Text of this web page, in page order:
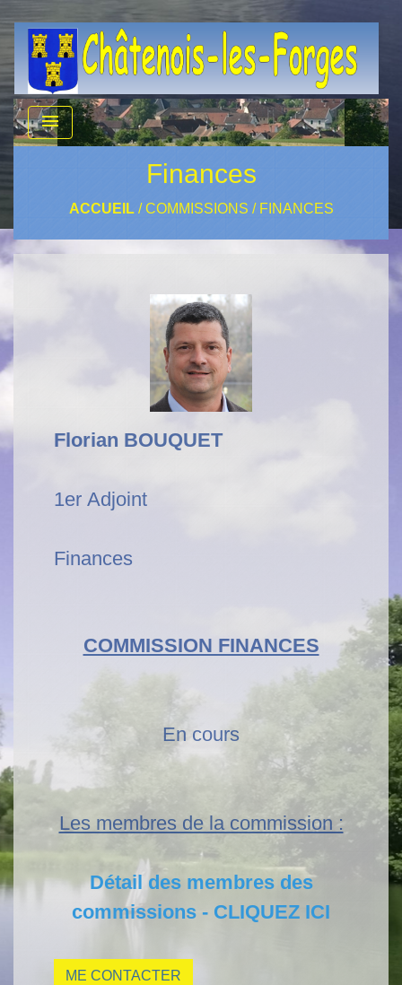
menu
Finances
ACCUEIL/COMMISSIONS / FINANCES
Florian BOUQUET
1er Adjoint
Finances
COMMISSION FINANCES
En cours
Les membres de la commission :
Détail des membres des
commissions - CLIQUEZ ICI
ME CONTACTER